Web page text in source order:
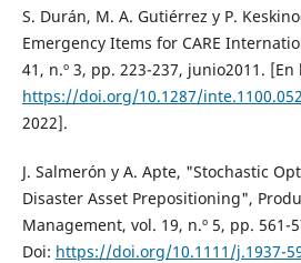
S. Durán, M. A. Gutiérrez y P.
Emergency Items for CARE
41, n.º 3, pp. 223-237, junio2011.
https://doi.org/10.1287/
2022].
J. Salmerón y A. Apte, "Stochastic
Disaster Asset Prepositioning",
Management, vol. 19, n.º 5, pp. 561-
Doi: https://doi.org/10.1111/j.1937-